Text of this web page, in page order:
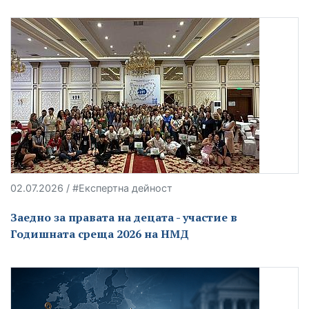
02.07.2026 / #Експертна дейност
Заедно за правата на децата - участие в
Годишната среща 2026 на НМД